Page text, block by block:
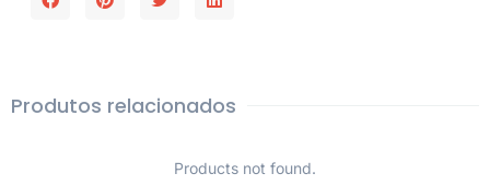
Produtos relacionados
Products not found.